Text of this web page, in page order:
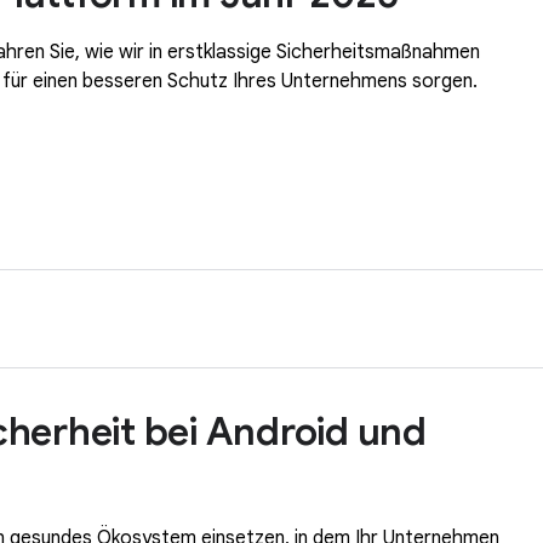
Sie, wie wir in erstklassige Sicherheitsmaßnahmen
einen besseren Schutz Ihres Unternehmens sorgen.
bei Android und